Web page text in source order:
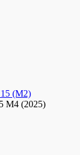
(M2)
M4 (2025)